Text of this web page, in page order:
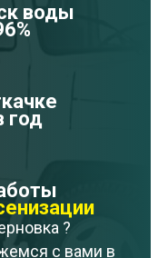
воды
год
?
с вами в